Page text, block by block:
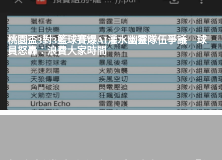
桃園盃3對3籃球賽爆AI灌水幽靈隊伍爭議 球
員怒轟：浪費大家時間